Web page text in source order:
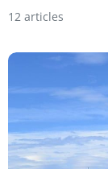
12 articles